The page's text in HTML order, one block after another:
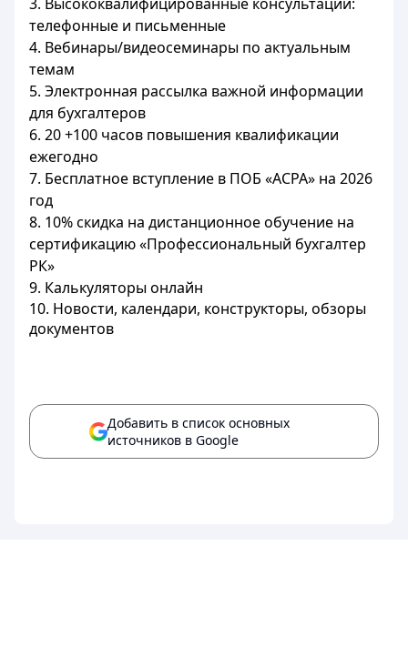
телефонные и письменные
4. Вебинары/видеосеминары по актуальным
темам
5. Электронная рассылка важной информации
для бухгалтеров
6. 20 +100 часов повышения квалификации
ежегодно
7. Бесплатное вступление в ПОБ «ACPA» на 2026
год
8. 10% скидка на дистанционное обучение на
сертификацию «Профессиональный бухгалтер
РК»
9. Калькуляторы онлайн
10. Новости, календари, конструкторы, обзоры
документов
Добавить в список основных
источников в Google